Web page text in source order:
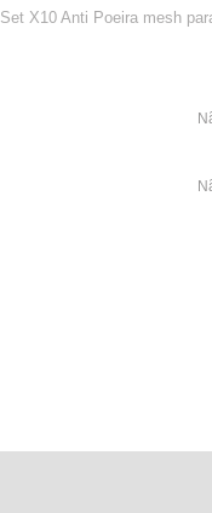
Set X10 Anti Poeira mesh